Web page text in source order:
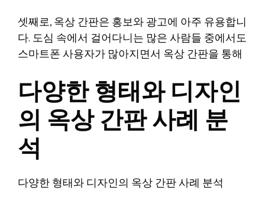
셋째로, 옥상 간판은 홍보와 광고에 아주 유용합니
다. 도심 속에서 걸어다니는 많은 사람들 중에서도
스마트폰 사용자가 많아지면서 옥상 간판을 통해
다양한 형태와 디자인
의 옥상 간판 사례 분
석
다양한 형태와 디자인의 옥상 간판 사례 분석